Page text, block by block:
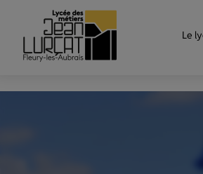
Aller au contenu
Le
Panneau de gestion des cookies